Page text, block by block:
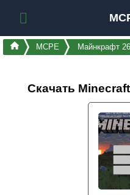
MCPE Майнкрафт 26
Скачать